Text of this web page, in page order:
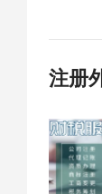
注册